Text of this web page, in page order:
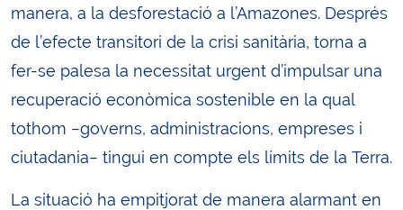
manera, a la desforestació a l’Amazones. Després
de l’efecte transitori de la crisi sanitària, torna a
fer-se palesa la necessitat urgent d’impulsar una
recuperació econòmica sostenible en la qual
tothom −governs, administracions, empreses i
ciutadania− tingui en compte els límits de la Terra.
La situació ha empitjorat de manera alarmant en